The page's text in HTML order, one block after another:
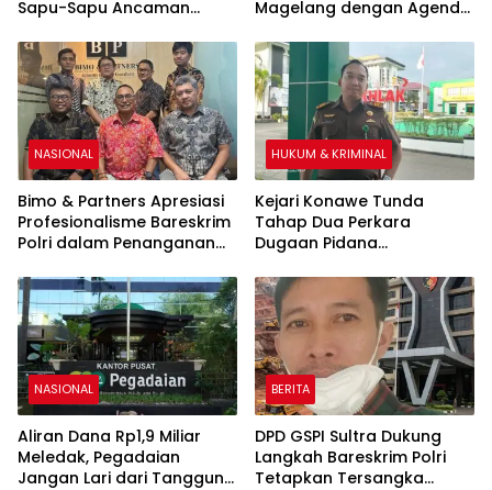
Sapu-Sapu Ancaman
Magelang dengan Agenda
Kapasitas Kepemimpinan
NASIONAL
Bimo & Partners Apresiasi
Profesionalisme Bareskrim
Polri dalam Penanganan
Pidana PT Prowell Energi
Indonesia
HUKUM & KRIMINAL
Kejari Konawe Tunda
Tahap Dua Perkara
Dugaan Pidana
Tunggu Penyerahan
Tersangka dan Barang
Bukti Lengkap dari
Bareskrim Polri”
NASIONAL
Aliran Dana Rp1,9 Miliar
Meledak, Pegadaian
Jangan Lari dari Tanggung
BERITA
DPD GSPI Sultra Dukung
Langkah Bareskrim Polri
Tetapkan Tersangka